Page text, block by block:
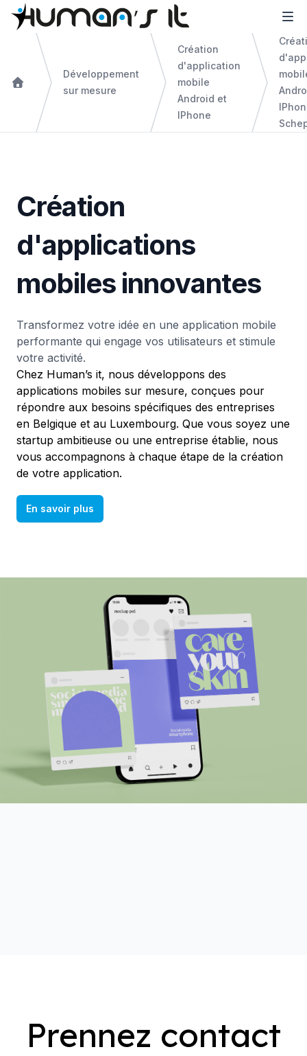
Développement
sur mesure
Création
d'application
mobile
Android et
IPhone
Création
d'applications
mobiles innovantes
Transformez votre idée en une application mobile
performante qui engage vos utilisateurs et stimule
votre activité.
Chez Human’s it, nous développons des
applications mobiles sur mesure, conçues pour
répondre aux besoins spécifiques des entreprises
en Belgique et au Luxembourg. Que vous soyez une
startup ambitieuse ou une entreprise établie, nous
vous accompagnons à chaque étape de la création
de votre application.
En savoir plus
Prennez contact